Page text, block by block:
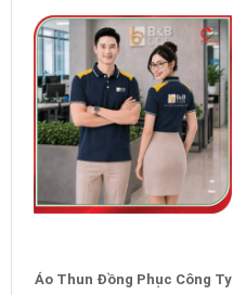
Áo Thun Đồng Phục Công Ty